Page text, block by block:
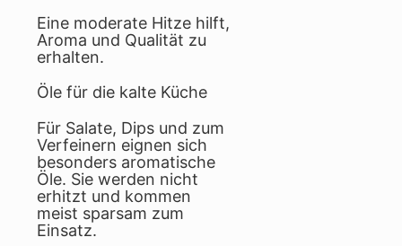
Eine moderate Hitze hilft,
Aroma und Qualität zu
erhalten.
Öle für die kalte Küche
Für Salate, Dips und zum
Verfeinern eignen sich
besonders aromatische
Öle. Sie werden nicht
erhitzt und kommen
meist sparsam zum
Einsatz.